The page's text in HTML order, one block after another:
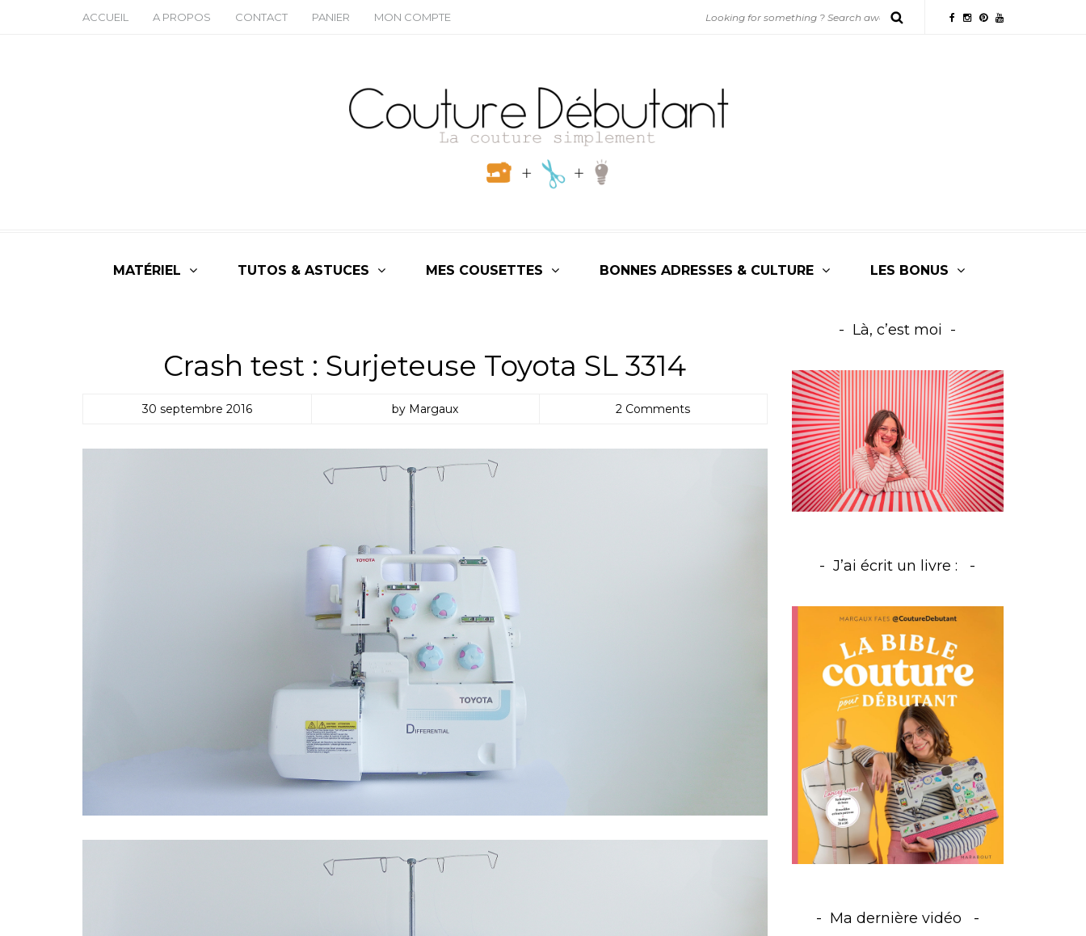
ACCUEIL A PROPOS CONTACT PANIER MON COMPTE
MATÉRIEL TUTOS & ASTUCES MES COUSETTES BONNES ADRESSES & CULTURE LES BONUS
Crash test : Surjeteuse Toyota SL 3314
30 septembre 2016 by Margaux 2 Comments
Là, c’est moi
J’ai écrit un livre :
Ma dernière vidéo